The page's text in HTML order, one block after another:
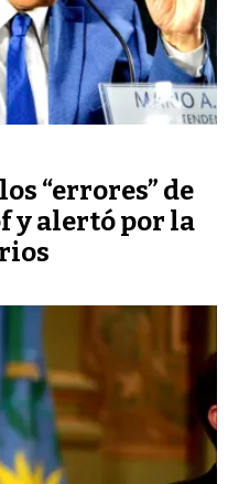
“errores” de
y alertó por la